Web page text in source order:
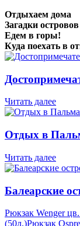
Отдыхаем дома
Загадки островов
Едем в горы!
Куда поехать в
Читать далее
Отдых в
Читать далее
Балеарские
Рюкзак Wenger
(50л.)Рюкзак